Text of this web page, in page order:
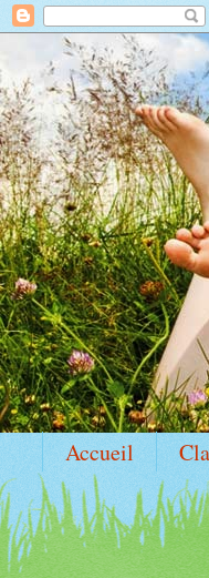
Accueil
Idole Marylin